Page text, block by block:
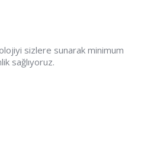
sizlere sunarak minimum
sağlıyoruz.